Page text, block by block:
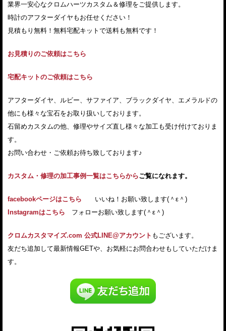
業界一安心なクロムハーツカスタム＆修理をご提供します。
時計のアフターダイヤもお任せください！
見積もり無料！無料宅配キットで送料も無料です！
お見積りのご依頼はこちら
宅配キットのご依頼はこちら
アフターダイヤ、ルビー、サファイア、ブラックダイヤ、エメラルドの
他にも様々な宝石をお取り扱いしております。
石留めカスタムの他、修理やサイズ直し様々な加工も受け付けておりま
す。
お問い合わせ・ご依頼お待ち致しております♪
カスタム・修理の加工事例一覧はこちらからご覧になれます。
facebookページはこちら いいね！お願い致します(＾ε＾)
Instagramはこちら フォローお願い致します(＾ε＾)
クロムカスタマイズ.com 公式LINE@アカウント もございます。
友だち追加して最新情報GETや、お気軽にお問合わせもしていただけま
す。